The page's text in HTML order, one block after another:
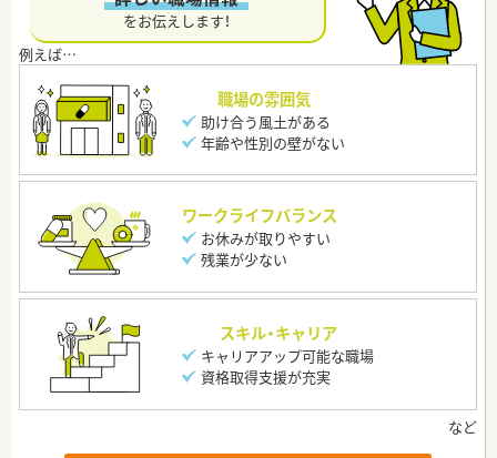
をお伝えします！
職場の雰囲気
助け合う風土がある
年齢や性別の壁がない
ワークライフバランス
お休みが取りやすい
残業が少ない
スキル・キャリア
キャリアアップ可能な職場
資格取得支援が充実